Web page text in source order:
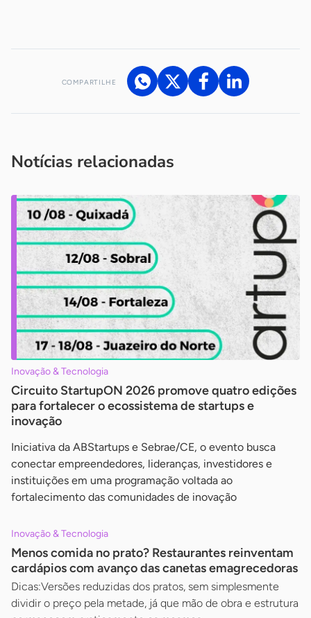
COMPARTILHE
Notícias relacionadas
Inovação & Tecnologia
Circuito StartupON 2026 promove quatro edições
para fortalecer o ecossistema de startups e
inovação
Iniciativa da ABStartups e Sebrae/CE, o evento busca
conectar empreendedores, lideranças, investidores e
instituições em uma programação voltada ao
fortalecimento das comunidades de inovação
Inovação & Tecnologia
Menos comida no prato? Restaurantes reinventam
cardápios com avanço das canetas emagrecedoras
Dicas:Versões reduzidas dos pratos, sem simplesmente
dividir o preço pela metade, já que mão de obra e estrutura